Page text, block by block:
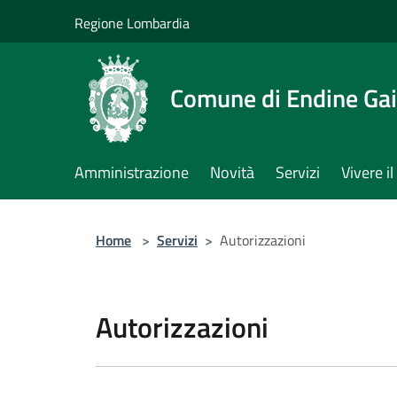
Regione Lombardia
Comune di Endine
Amministrazione Novità Servizi Vivere
Home > Servizi > Autorizzazioni
Autorizzazioni